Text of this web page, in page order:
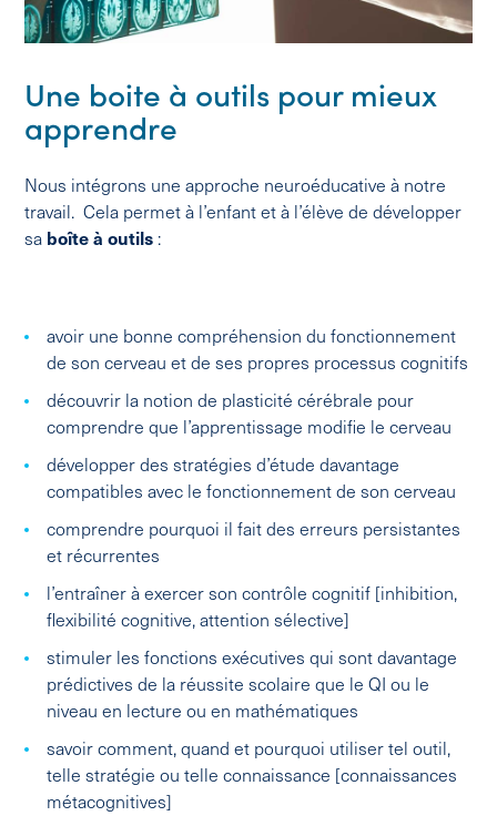
Une boite à outils pour mieux
apprendre
Nous intégrons une approche neuroéducative à notre
travail. Cela permet à l’enfant et à l’élève de développer
sa boîte à outils :
avoir une bonne compréhension du fonctionnement
de son cerveau et de ses propres processus cognitifs
découvrir la notion de plasticité cérébrale pour
comprendre que l’apprentissage modifie le cerveau
développer des stratégies d’étude davantage
compatibles avec le fonctionnement de son cerveau
comprendre pourquoi il fait des erreurs persistantes
et récurrentes
l’entraîner à exercer son contrôle cognitif [inhibition,
flexibilité cognitive, attention sélective]
stimuler les fonctions exécutives qui sont davantage
prédictives de la réussite scolaire que le QI ou le
niveau en lecture ou en mathématiques
savoir comment, quand et pourquoi utiliser tel outil,
telle stratégie ou telle connaissance [connaissances
métacognitives]